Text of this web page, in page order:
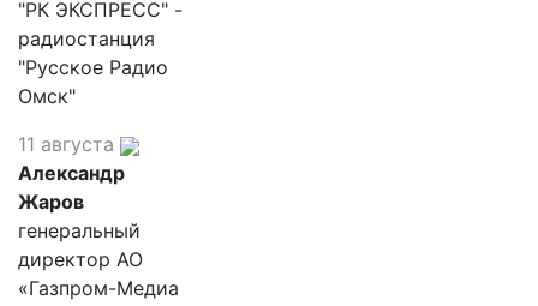
"РК ЭКСПРЕСС" -
радиостанция
"Русское Радио
Омск"
11 августа
Александр
Жаров
генеральный
директор АО
«Газпром-Медиа